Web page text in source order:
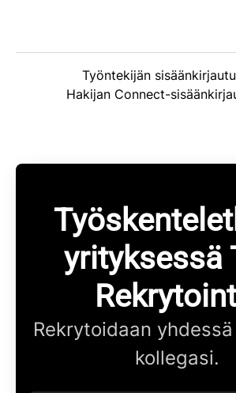
Työntekijän
Hakijan Connect-
yrityksessä
Rekrytoidaan
kollegasi.